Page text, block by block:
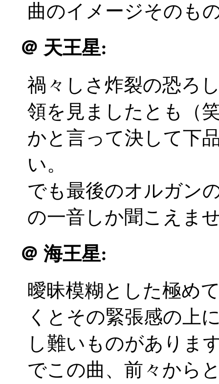
曲のイメージそのも
＠ 天王星:
禍々しさ炸裂の恐ろ
領を見ましたとも（
かと言って決して下
い。
でも最後のオルガン
の一音しか聞こえま
＠ 海王星:
曖昧模糊とした極め
くとその緊張感の上
し難いものがありま
でこの曲、前々から